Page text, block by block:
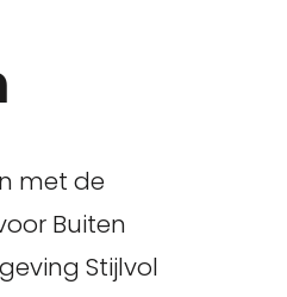
met de
Buiten
Stijlvol